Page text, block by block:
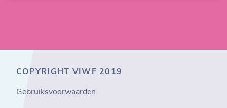
COPYRIGHT VIWF 2019
Gebruiksvoorwaarden